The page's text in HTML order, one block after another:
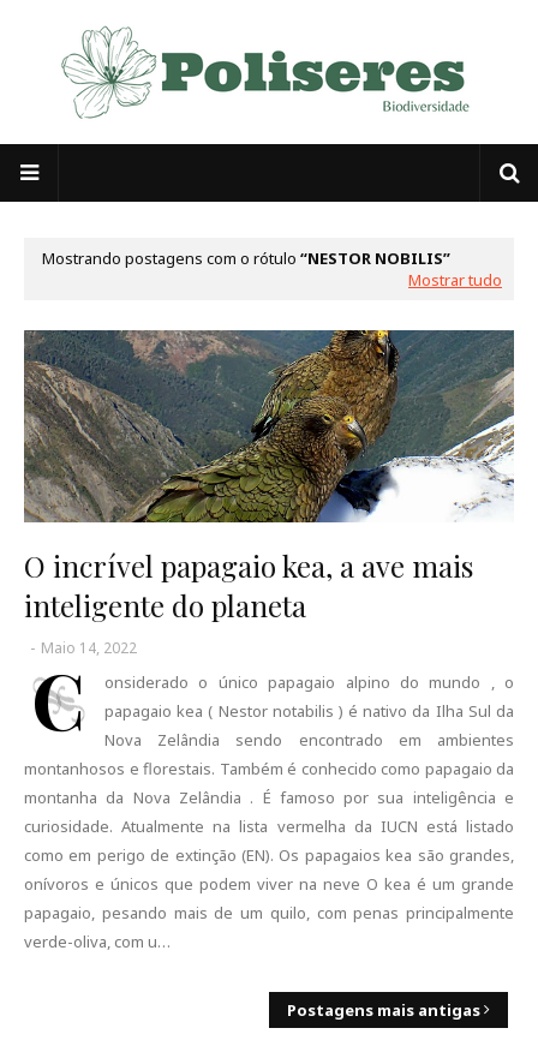
Mostrando postagens com o rótulo
NESTOR NOBILIS
Mostrar tudo
O incrível papagaio kea, a ave mais
inteligente do planeta
- Maio 14, 2022
C
onsiderado o único papagaio alpino do mundo , o
papagaio kea ( Nestor notabilis ) é nativo da Ilha Sul da
Nova Zelândia sendo encontrado em ambientes
montanhosos e florestais. Também é conhecido como papagaio da
montanha da Nova Zelândia . É famoso por sua inteligência e
curiosidade. Atualmente na lista vermelha da IUCN está listado
como em perigo de extinção (EN). Os papagaios kea são grandes,
onívoros e únicos que podem viver na neve O kea é um grande
papagaio, pesando mais de um quilo, com penas principalmente
verde-oliva, com u…
Postagens mais antigas